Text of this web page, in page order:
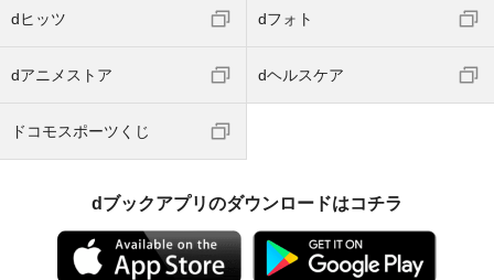
dヒッツ dフォト
dアニメストア dヘルスケア
ドコモスポーツくじ
dブックアプリのダウンロードはコチラ